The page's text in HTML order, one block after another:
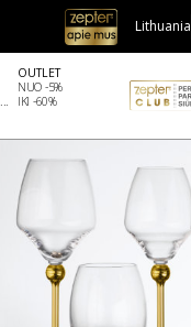
Lithuania
OUTLET
NUO -5%
IKI -60%